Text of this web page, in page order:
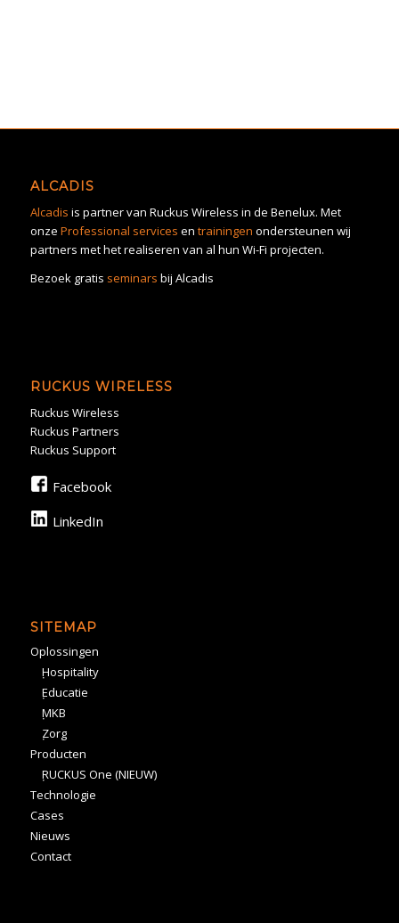
ALCADIS
Alcadis is partner van Ruckus Wireless in de Benelux. Met
onze Professional services en trainingen ondersteunen wij
partners met het realiseren van al hun Wi-Fi projecten.
Bezoek gratis seminars bij Alcadis
RUCKUS WIRELESS
Ruckus Wireless
Ruckus Partners
Ruckus Support
Facebook
LinkedIn
SITEMAP
Oplossingen
Hospitality
Educatie
MKB
Zorg
Producten
RUCKUS One (NIEUW)
Technologie
Cases
Nieuws
Contact